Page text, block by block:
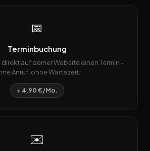
📅
Terminbuchung
auf deiner Website einen Termin –
Anruf, ohne Wartezeit.
+ 4,90 €/Mo.
✉️